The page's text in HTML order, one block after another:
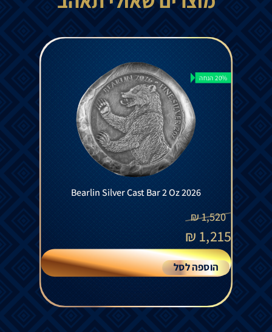
20% הנחה
Bearlin Silver Cast Bar 2 Oz 2026
1,520
₪
1,215
₪
הוספה לסל